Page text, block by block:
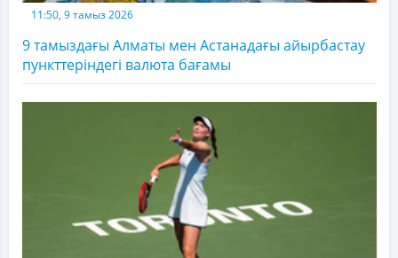
11:50, 9 тамыз 2026
9 тамыздағы Алматы мен Астанадағы айырбастау
пункттеріндегі валюта бағамы